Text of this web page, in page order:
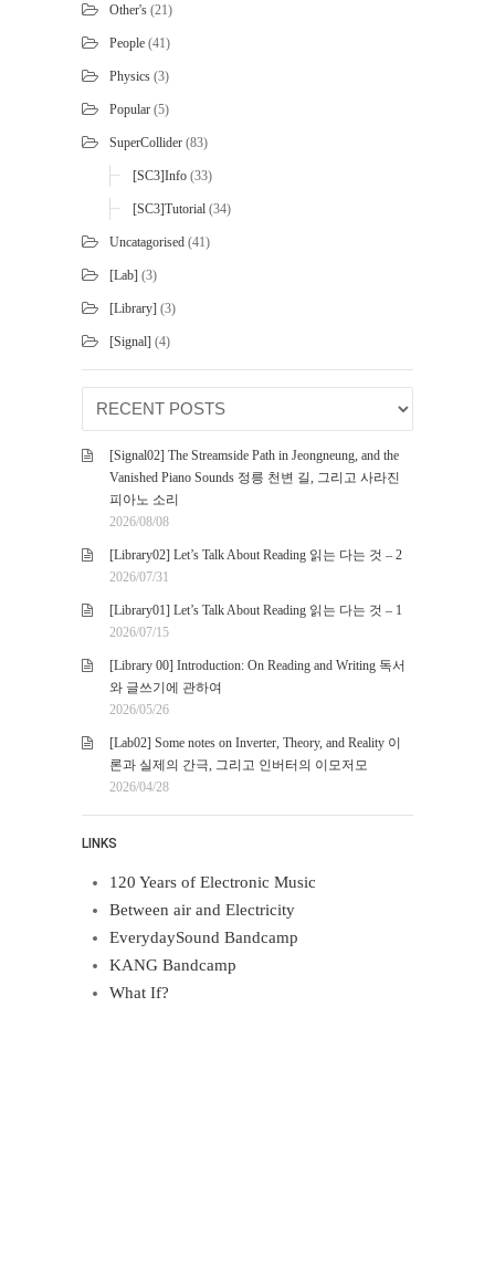
Other's (21)
People (41)
Physics (3)
Popular (5)
SuperCollider (83)
[SC3]Info (33)
[SC3]Tutorial (34)
Uncatagorised (41)
[Lab] (3)
[Library] (3)
[Signal] (4)
[Signal02] The Streamside Path in Jeongneung, and the
Vanished Piano Sounds 정릉 천변 길, 그리고 사라진
피아노 소리
2026/08/08
[Library02] Let’s Talk About Reading 읽는 다는 것 – 2
2026/07/31
[Library01] Let’s Talk About Reading 읽는 다는 것 – 1
2026/07/15
[Library 00] Introduction: On Reading and Writing 독서
와 글쓰기에 관하여
2026/05/26
[Lab02] Some notes on Inverter, Theory, and Reality 이
론과 실제의 간극, 그리고 인버터의 이모저모
2026/04/28
LINKS
120 Years of Electronic Music
Between air and Electricity
EverydaySound Bandcamp
KANG Bandcamp
What If?